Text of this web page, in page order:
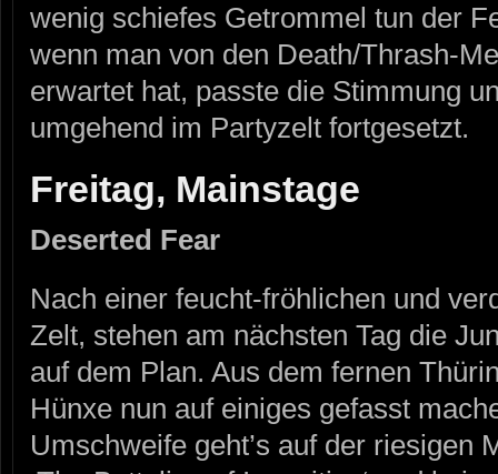
wenig schiefes Getrommel tun der
wenn man von den Death/Thrash-
erwartet hat, passte die Stimmung
umgehend im Partyzelt fortgesetzt.
Freitag, Mainstage
Deserted Fear
Nach einer feucht-fröhlichen und
Zelt, stehen am nächsten Tag die
auf dem Plan. Aus dem fernen
Hünxe nun auf einiges gefasst
Umschweife geht’s auf der riesigen